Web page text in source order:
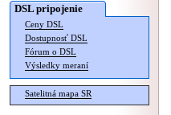
DSL pripojenie
Ceny DSL
Dostupnosť DSL
Fórum o DSL
Výsledky meraní
Satelitná mapa SR